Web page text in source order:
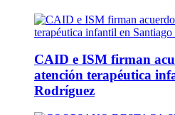
CAID e ISM firman
atención terapéutica
Rodríguez